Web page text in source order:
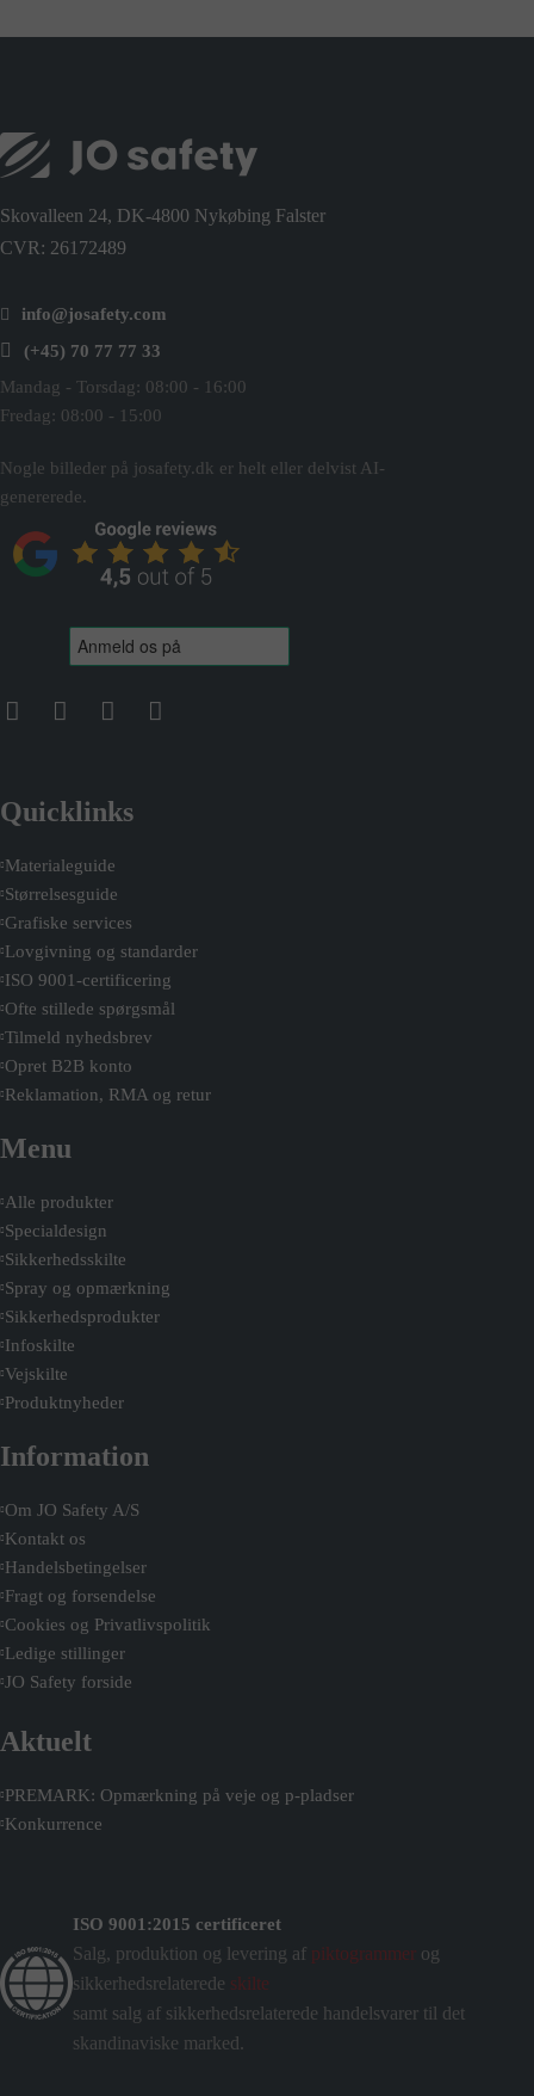
Skovalleen 24, DK-4800 Nykøbing Falster
CVR: 26172489
info@josafety.com
(+45) 70 77 77 33
Mandag - Torsdag: 08:00 - 16:00
Fredag: 08:00 - 15:00
Nogle billeder på josafety.dk er helt eller delvist AI-
genererede.
Quicklinks
Materialeguide
Størrelsesguide
Grafiske services
Lovgivning og standarder
ISO 9001-certificering
Ofte stillede spørgsmål
Tilmeld nyhedsbrev
Opret B2B konto
Reklamation, RMA og retur
Menu
Alle produkter
Specialdesign
Sikkerhedsskilte
Spray og opmærkning
Sikkerhedsprodukter
Infoskilte
Vejskilte
Produktnyheder
Information
Om JO Safety A/S
Kontakt os
Handelsbetingelser
Fragt og forsendelse
Cookies og Privatlivspolitik
Ledige stillinger
JO Safety forside
Aktuelt
PREMARK: Opmærkning på veje og p-pladser
Konkurrence
ISO 9001:2015 certificeret
Salg, produktion og levering af piktogrammer og
sikkerhedsrelaterede skilte
samt salg af sikkerhedsrelaterede handelsvarer til det
skandinaviske marked.